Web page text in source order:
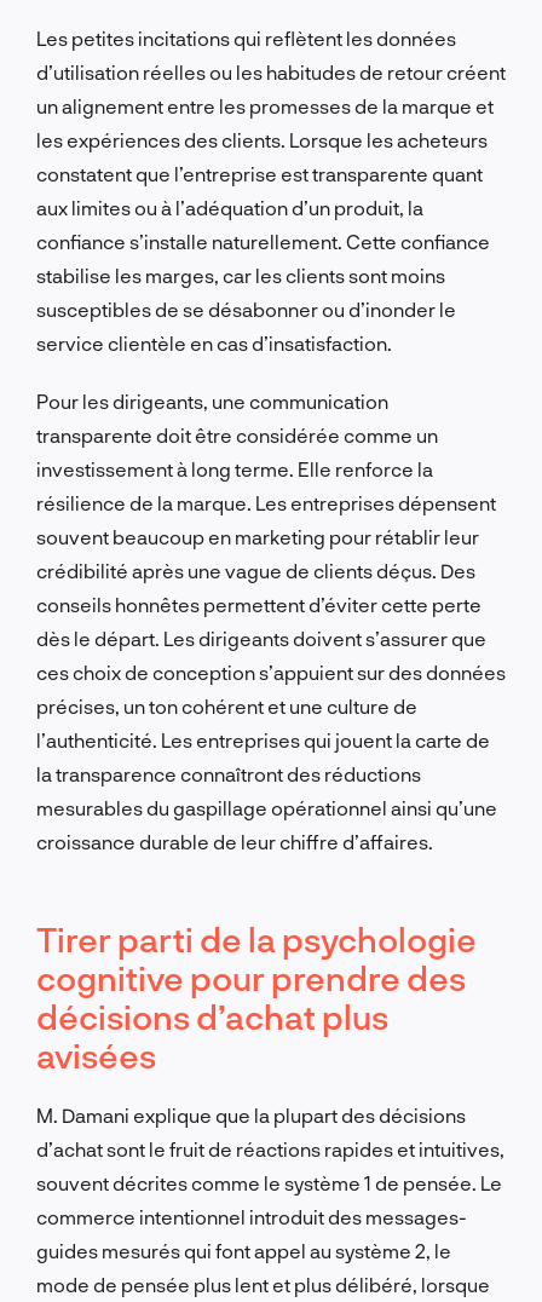
Les petites incitations qui reflètent les données
d’utilisation réelles ou les habitudes de retour créent
un alignement entre les promesses de la marque et
les expériences des clients. Lorsque les acheteurs
constatent que l’entreprise est transparente quant
aux limites ou à l’adéquation d’un produit, la
confiance s’installe naturellement. Cette confiance
stabilise les marges, car les clients sont moins
susceptibles de se désabonner ou d’inonder le
service clientèle en cas d’insatisfaction.
Pour les dirigeants, une communication
transparente doit être considérée comme un
investissement à long terme. Elle renforce la
résilience de la marque. Les entreprises dépensent
souvent beaucoup en marketing pour rétablir leur
crédibilité après une vague de clients déçus. Des
conseils honnêtes permettent d’éviter cette perte
dès le départ. Les dirigeants doivent s’assurer que
ces choix de conception s’appuient sur des données
précises, un ton cohérent et une culture de
l’authenticité. Les entreprises qui jouent la carte de
la transparence connaîtront des réductions
mesurables du gaspillage opérationnel ainsi qu’une
croissance durable de leur chiffre d’affaires.
Tirer parti de la psychologie
cognitive pour prendre des
décisions d’achat plus
avisées
M. Damani explique que la plupart des décisions
d’achat sont le fruit de réactions rapides et intuitives,
souvent décrites comme le système 1 de pensée. Le
commerce intentionnel introduit des messages-
guides mesurés qui font appel au système 2, le
mode de pensée plus lent et plus délibéré, lorsque